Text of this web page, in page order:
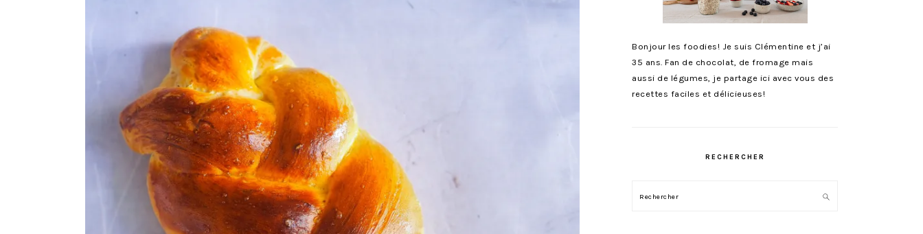
Bonjour les foodies! Je suis Clémentine et j’ai
35 ans. Fan de chocolat, de fromage mais
aussi de légumes, je partage ici avec vous des
recettes faciles et délicieuses!
RECHERCHER
Rechercher